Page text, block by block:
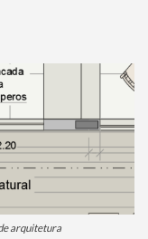
arquitetura